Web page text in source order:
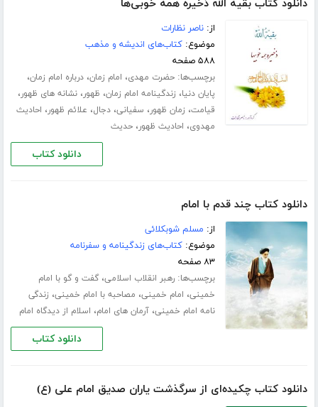
دانلود کتاب بقیة الله ذخیره همه خوبی‌ها
از:ناصر نظارات
موضوع:کتاب‌های اندیشه و مذهب
۵۸۸ صفحه
برچسب‌ها:حضرت مهدی، امام زمان،درباره امام زمان،
پایان دنیا، زندگینامه امام زمان، ظهور،نشانه های ظهور،
قیامت، زمان ظهور، سفیانی،دجال، علائم ظهور، احادیث
مهدوی، احادیث ظهور،حدیث
دانلود کتاب
دانلود کتاب چند قدم با امام
از: مسلم شوبکلائی
موضوع:کتاب‌های زندگینامه و سفرنامه
۸۳ صفحه
برچسب‌ها:رهبر انقلاب اسلامی،گفت و گو با امام
خمینی، امام خمینی، مصاحبه با امام خمینی، زندگی
نامه امام خمینی،آرمان های امام، اسلام از دیدگاه امام
دانلود کتاب
دانلود کتاب چکیده‌ای از سرگذشت یاران صدیق امام علی (ع)